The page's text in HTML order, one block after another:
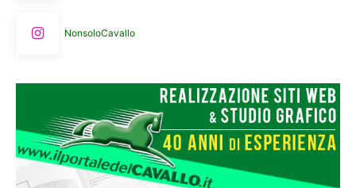
NonsoloCavallo